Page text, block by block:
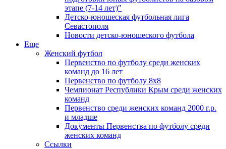
этапе (7-14 лет)"
Детско-юношеская футбольная лига
Севастополя
Новости детско-юношеского футбола
Еще
Женский футбол
Первенство по футболу среди женских
команд до 16 лет
Первенство по футболу 8х8
Чемпионат Республики Крым среди женских
команд
Первенство среди женских команд 2000 г.р.
и младше
Документы Первенства по футболу среди
женских команд
Ссылки